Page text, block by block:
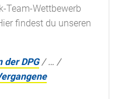
Team-Wettbewerb
findest du unseren
der DPG /… /